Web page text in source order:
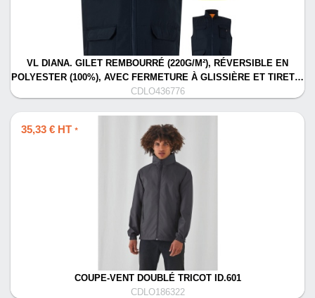
VL DIANA. GILET REMBOURRÉ (220G/M²), RÉVERSIBLE EN
POLYESTER (100%), AVEC FERMETURE À GLISSIÈRE ET TIRET…
CDLO436776
35,33 € HT *
COUPE-VENT DOUBLÉ TRICOT ID.601
CDLO186322